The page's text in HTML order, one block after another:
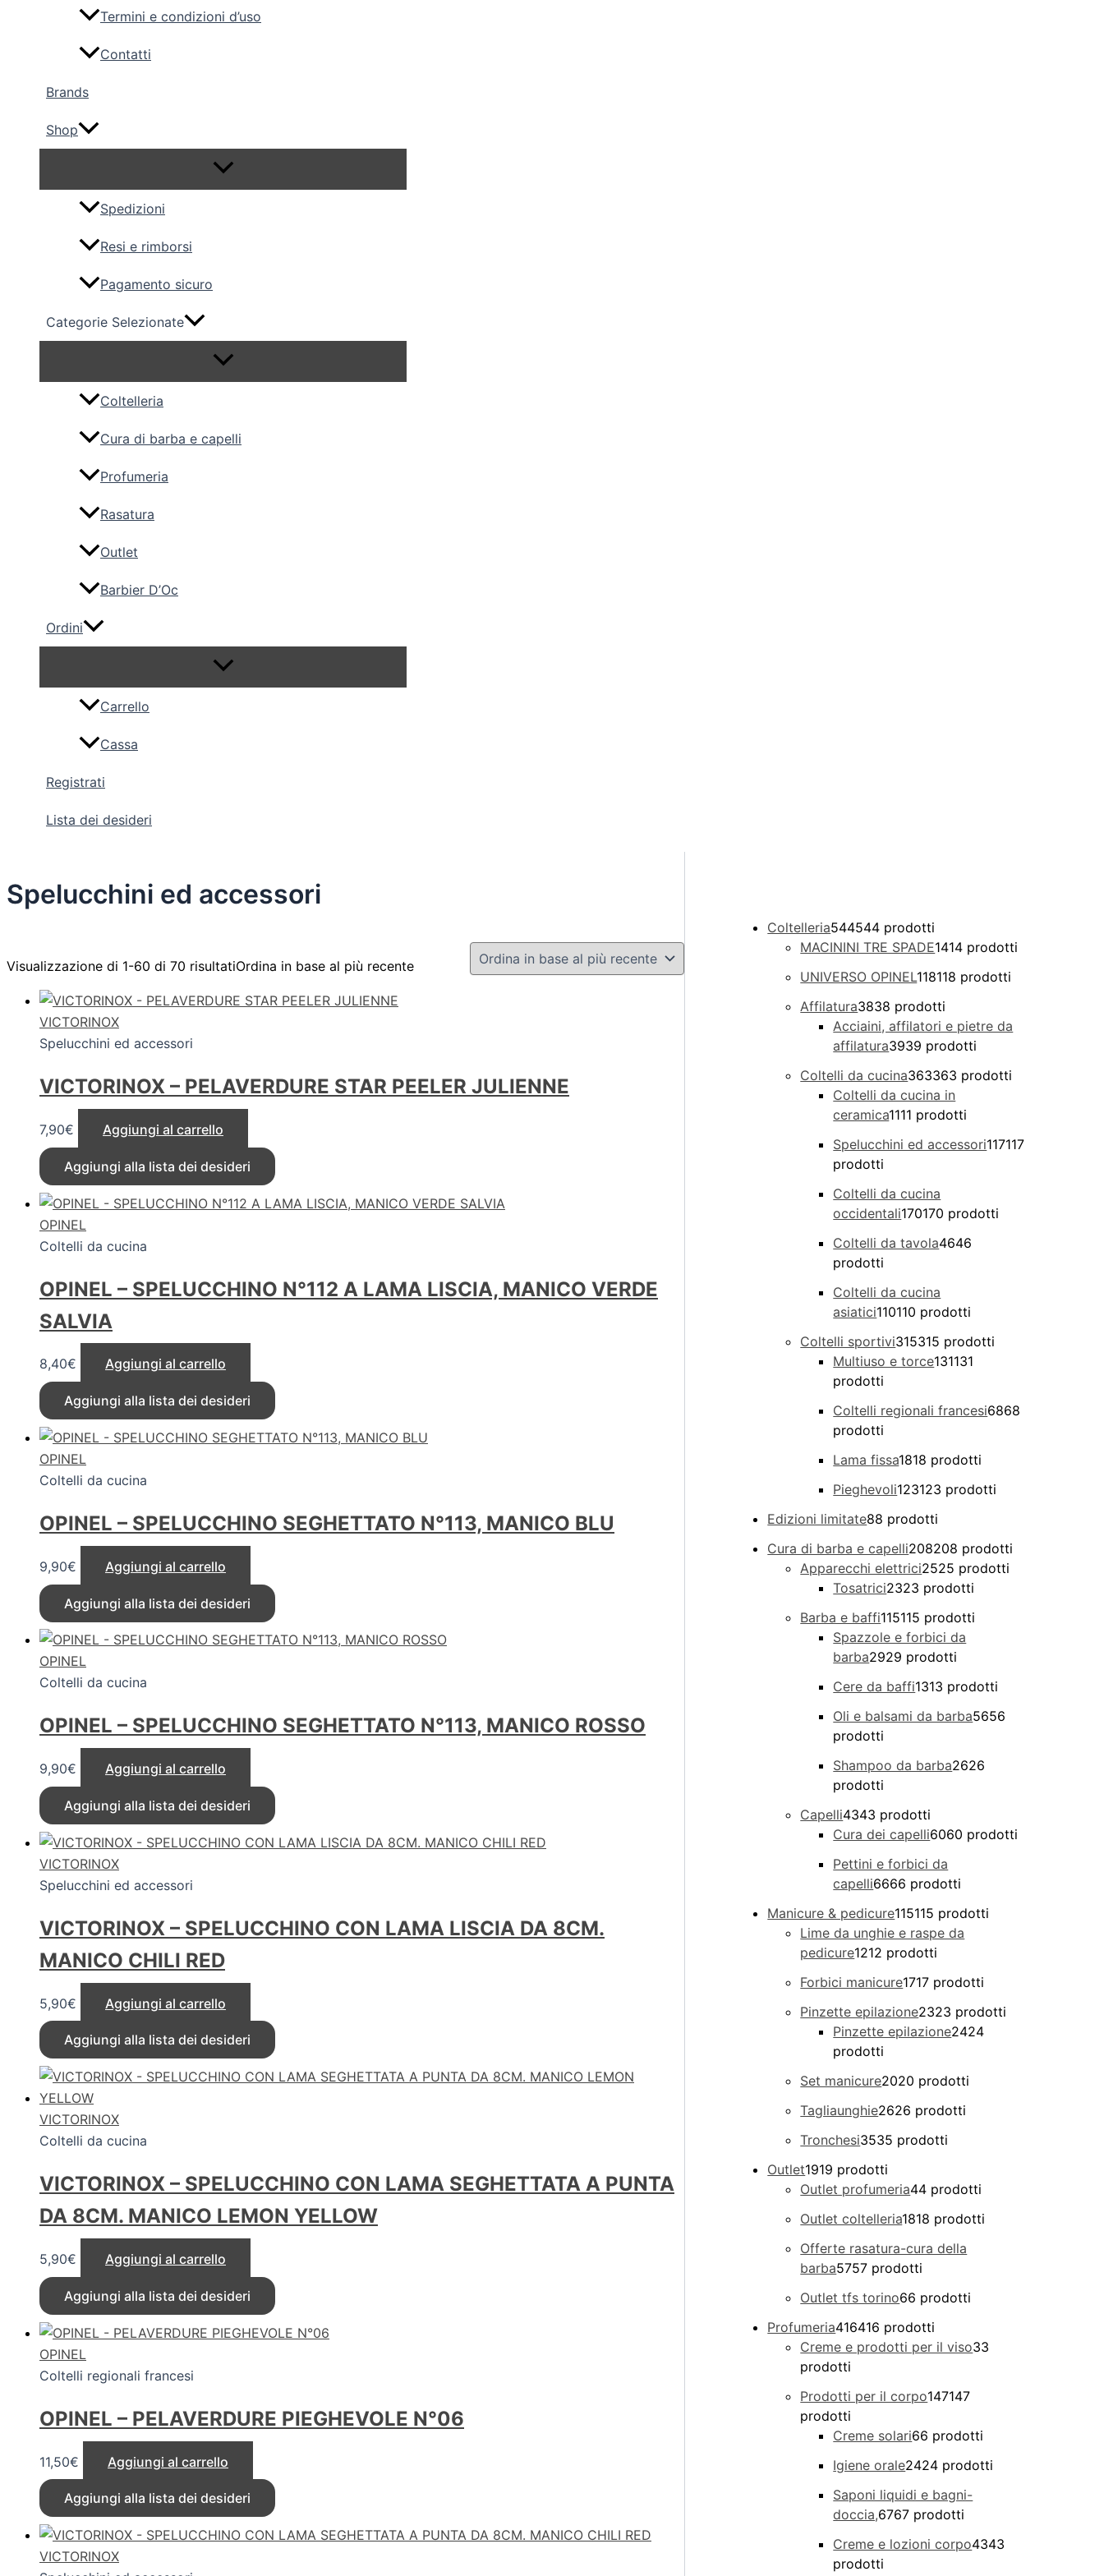
Termini e condizioni d’uso
Contatti
Brands
Shop
Spedizioni
Resi e rimborsi
Pagamento sicuro
Categorie Selezionate
Coltelleria
Cura di barba e capelli
Profumeria
Rasatura
Outlet
Barbier D’Oc
Ordini
Carrello
Cassa
Registrati
Lista dei desideri
Spelucchini ed accessori
Visualizzazione di 1-60 di 70 risultatiOrdina in base al più recente
VICTORINOX
Spelucchini ed accessori
VICTORINOX – PELAVERDURE STAR PEELER JULIENNE
7,90€ Aggiungi al carrello
Aggiungi alla lista dei desideri
OPINEL
Coltelli da cucina
OPINEL – SPELUCCHINO N°112 A LAMA LISCIA, MANICO VERDE
SALVIA
8,40€ Aggiungi al carrello
Aggiungi alla lista dei desideri
OPINEL
Coltelli da cucina
OPINEL – SPELUCCHINO SEGHETTATO N°113, MANICO BLU
9,90€ Aggiungi al carrello
Aggiungi alla lista dei desideri
OPINEL
Coltelli da cucina
OPINEL – SPELUCCHINO SEGHETTATO N°113, MANICO ROSSO
9,90€ Aggiungi al carrello
Aggiungi alla lista dei desideri
VICTORINOX
Spelucchini ed accessori
VICTORINOX – SPELUCCHINO CON LAMA LISCIA DA 8CM.
MANICO CHILI RED
5,90€ Aggiungi al carrello
Aggiungi alla lista dei desideri
VICTORINOX
Coltelli da cucina
VICTORINOX – SPELUCCHINO CON LAMA SEGHETTATA A PUNTA
DA 8CM. MANICO LEMON YELLOW
5,90€ Aggiungi al carrello
Aggiungi alla lista dei desideri
OPINEL
Coltelli regionali francesi
OPINEL – PELAVERDURE PIEGHEVOLE N°06
11,50€ Aggiungi al carrello
Aggiungi alla lista dei desideri
VICTORINOX
Coltelleria544544 prodotti
MACININI TRE SPADE1414 prodotti
UNIVERSO OPINEL118118 prodotti
Affilatura3838 prodotti
Acciaini, affilatori e pietre da
affilatura3939 prodotti
Coltelli da cucina363363 prodotti
Coltelli da cucina in
ceramica1111 prodotti
Spelucchini ed accessori117117
prodotti
Coltelli da cucina
occidentali170170 prodotti
Coltelli da tavola4646
prodotti
Coltelli da cucina
asiatici110110 prodotti
Coltelli sportivi315315 prodotti
Multiuso e torce131131
prodotti
Coltelli regionali francesi6868
prodotti
Lama fissa1818 prodotti
Pieghevoli123123 prodotti
Edizioni limitate88 prodotti
Cura di barba e capelli208208 prodotti
Apparecchi elettrici2525 prodotti
Tosatrici2323 prodotti
Barba e baffi115115 prodotti
Spazzole e forbici da
barba2929 prodotti
Cere da baffi1313 prodotti
Oli e balsami da barba5656
prodotti
Shampoo da barba2626
prodotti
Capelli4343 prodotti
Cura dei capelli6060 prodotti
Pettini e forbici da
capelli6666 prodotti
Manicure & pedicure115115 prodotti
Lime da unghie e raspe da
pedicure1212 prodotti
Forbici manicure1717 prodotti
Pinzette epilazione2323 prodotti
Pinzette epilazione2424
prodotti
Set manicure2020 prodotti
Tagliaunghie2626 prodotti
Tronchesi3535 prodotti
Outlet1919 prodotti
Outlet profumeria44 prodotti
Outlet coltelleria1818 prodotti
Offerte rasatura-cura della
barba5757 prodotti
Outlet tfs torino66 prodotti
Profumeria416416 prodotti
Creme e prodotti per il viso33
prodotti
Prodotti per il corpo147147
prodotti
Creme solari66 prodotti
Igiene orale2424 prodotti
Saponi liquidi e bagni-
doccia,6767 prodotti
Creme e lozioni corpo4343
prodotti